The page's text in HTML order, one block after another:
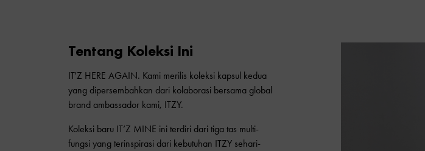
Tentang Koleksi Ini
IT'Z HERE AGAIN. Kami merilis koleksi kapsul kedua
yang dipersembahkan dari kolaborasi bersama global
brand ambassador kami, ITZY.
Koleksi baru IT’Z MINE ini terdiri dari tiga tas multi-
fungsi yang terinspirasi dari kebutuhan ITZY sehari-